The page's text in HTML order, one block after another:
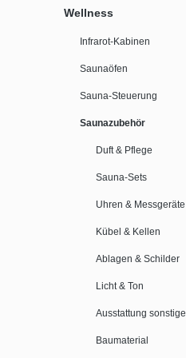
Wellness
Infrarot-Kabinen
Saunaöfen
Sauna-Steuerung
Saunazubehör
Duft & Pflege
Sauna-Sets
Uhren & Messgeräte
Kübel & Kellen
Ablagen & Schilder
Licht & Ton
Ausstattung sonstige
Baumaterial